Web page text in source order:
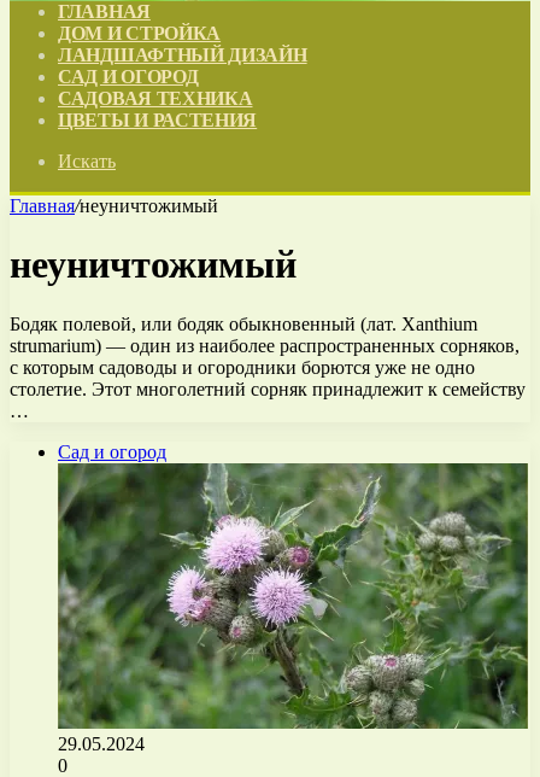
ГЛАВНАЯ
ДОМ И СТРОЙКА
ЛАНДШАФТНЫЙ ДИЗАЙН
САД И ОГОРОД
САДОВАЯ ТЕХНИКА
ЦВЕТЫ И РАСТЕНИЯ
Искать
Главная/неуничтожимый
неуничтожимый
Бодяк полевой, или бодяк обыкновенный (лат. Xanthium
strumarium) — один из наиболее распространенных сорняков,
с которым садоводы и огородники борются уже не одно
столетие. Этот многолетний сорняк принадлежит к семейству
…
Сад и огород
29.05.2024
0